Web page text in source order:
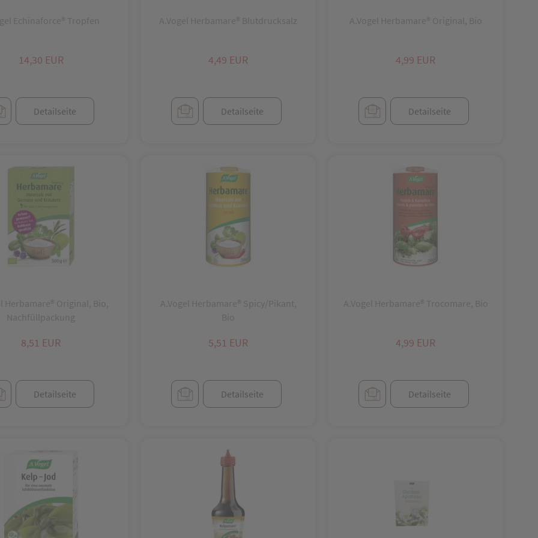
Echinaforce® Tropfen
14,30 EUR
Detailseite
A.Vogel Herbamare® Blutdrucksalz
4,49 EUR
Detailseite
A.Vogel Herbamare® Original, Bio
4,99 EUR
Detailseite
Herbamare® Original, Bio,
Nachfüllpackung
8,51 EUR
Detailseite
A.Vogel Herbamare® Spicy/Pikant,
Bio
5,51 EUR
Detailseite
A.Vogel Herbamare® Trocomare, Bio
4,99 EUR
Detailseite